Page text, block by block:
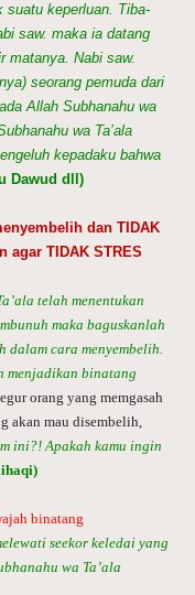
suatu keperluan. Tiba-
saw. maka ia datang
matanya. Nabi saw.
seorang pemuda dari
Allah Subhanahu wa
wa Ta’ala
kepadaku bahwa
Dawud dll)
dan TIDAK
agar TIDAK STRES
telah menentukan
maka baguskanlah
dalam cara menyembelih.
menjadikan binatang
orang yang memgasah
akan mau disembelih,
ini?! Apakah kamu ingin
binatang
seekor keledai yang
wa Ta’ala